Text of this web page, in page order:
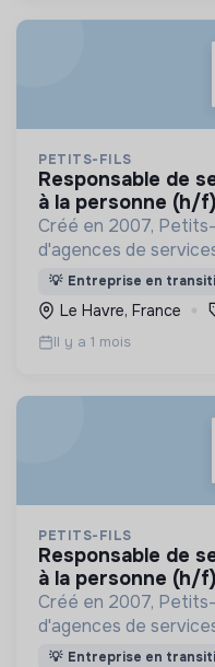
PETITS-FILS
responsable de secteur dans les services
à la personne (h/f)
Créé en 2007,
d'agences de
dans l'aide à
💡 Entreprise en
Le Havre, France
Il y a 1 mois
PETITS-FILS
responsable de secteur dans les services
à la personne (h/f)
Créé en 2007,
d'agences de
dans l'aide à
💡 Entreprise en